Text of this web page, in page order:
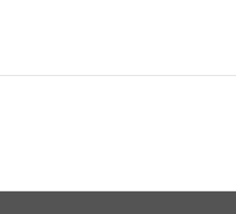
летию Центрального